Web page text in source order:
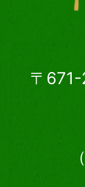
〒